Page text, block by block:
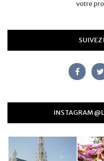
votre
SUIVEZ
INSTAGRAM